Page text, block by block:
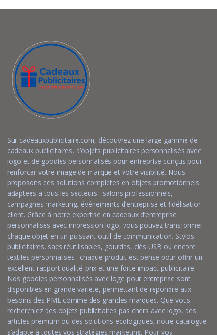
Sur cadeauxpublicitaire.com, découvrez une large gamme de
cadeaux publicitaires, d’objets publicitaires personnalisés avec
logo et de goodies personnalisés pour entreprise conçus pour
renforcer votre image de marque et votre visibilité. Nous
proposons des solutions complètes en objets promotionnels
adaptées à tous les secteurs : salons professionnels,
campagnes marketing, événements d’entreprise et fidélisation
client. Grâce à notre expertise en cadeaux d’entreprise
personnalisés avec impression logo, vous pouvez transformer
chaque objet en un puissant outil de communication. Stylos
publicitaires, sacs réutilisables, gourdes, clés USB ou encore
textiles personnalisés : chaque produit est pensé pour offrir un
excellent rapport qualité-prix et une forte impact publicitaire.
Nos goodies personnalisés avec logo pour entreprise sont
disponibles en grande variété, permettant de répondre aux
besoins des PME comme des grandes marques. Que vous
recherchiez des objets publicitaires pas chers avec logo, des
articles premium ou des solutions écologiques, notre catalogue
s’adapte à toutes vos stratégies marketing. Pour vos